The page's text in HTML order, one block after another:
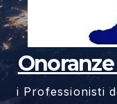
Onoranze
i Professionisti